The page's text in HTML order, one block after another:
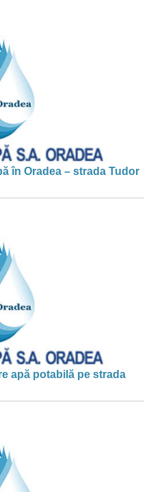
în Oradea – strada Tudor
apă potabilă pe strada